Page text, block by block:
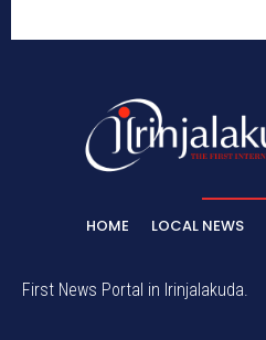
HOME LOCAL NEWS
First News Portal in Irinjalakuda.